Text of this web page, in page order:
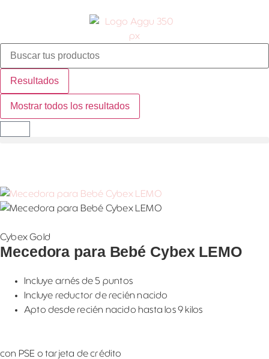
Resultados
Mostrar todos los resultados
Cybex Gold
Mecedora para Bebé Cybex LEMO
Incluye arnés de 5 puntos
Incluye reductor de recién nacido
Apto desde recién nacido hasta los 9 kilos
con PSE o tarjeta de crédito